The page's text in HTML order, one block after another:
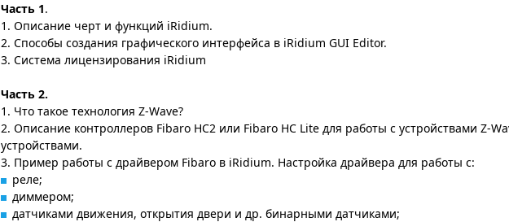
Часть 1.
1. Описание черт и функций iRidium.
2. Способы создания графического интерфейса в iRidium GUI Editor.
3. Система лицензирования iRidium
Часть 2.
1. Что такое технология Z-Wave?
2. Описание контроллеров Fibaro HC2 или Fibaro HC Lite для работы с устройствами Z-
устройствами.
3. Пример работы c драйвером Fibaro в iRidium. Настройка драйвера для работы с:
реле;
диммером;
датчиками движения, открытия двери и др. бинарными датчиками;